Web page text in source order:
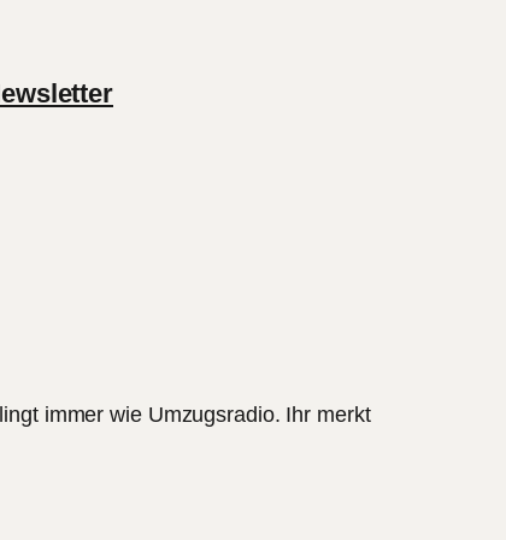
immer wie Umzugsradio. Ihr merkt